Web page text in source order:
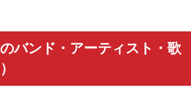
バンド・アーティスト・歌